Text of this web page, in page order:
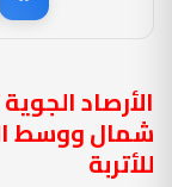
الأرصاد
شمال ووسط
للأتربة